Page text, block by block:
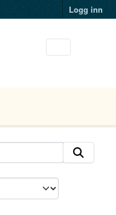
Logg inn